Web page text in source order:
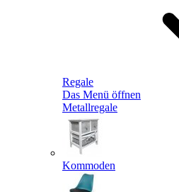
Regale
Das Menü öffnen
Metallregale
Kommoden